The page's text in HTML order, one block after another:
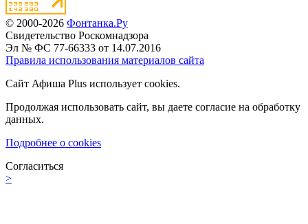
© 2000-2026 Фонтанка.Ру
Свидетельство Роскомнадзора
Эл № ФС 77-66333 от 14.07.2016
Правила использования материалов сайта
Сайт Афиша Plus использует cookies.
Продолжая использовать сайт, вы даете согласие на обработку
данных.
Подробнее о cookies
Согласиться
>